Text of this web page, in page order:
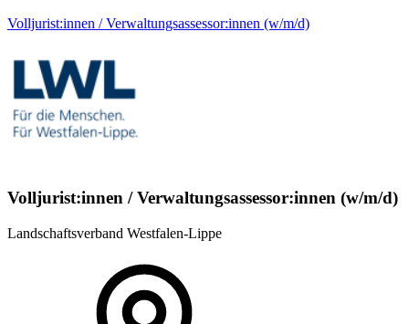
Volljurist:innen / Verwaltungsassessor:innen (w/m/d)
Volljurist:innen / Verwaltungsassessor:innen (w/m/d)
Landschaftsverband Westfalen-Lippe